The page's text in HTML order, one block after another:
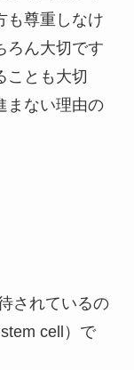
も尊重しなけ
ろん大切です
ことも大切
まない理由の
されているの
cell）で